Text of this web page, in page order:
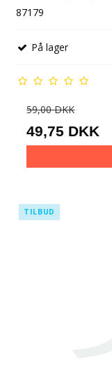
87179
På lager
59,00 DKK
49,75 DKK
TILBUD